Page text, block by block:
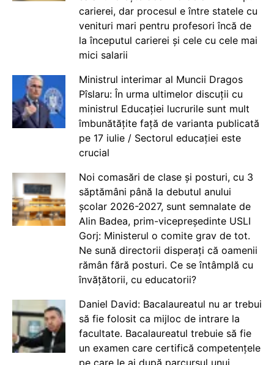
carierei, dar procesul e între statele cu
venituri mari pentru profesori încă de
la începutul carierei și cele cu cele mai
mici salarii
Ministrul interimar al Muncii Dragos
Pîslaru: În urma ultimelor discuții cu
ministrul Educației lucrurile sunt mult
îmbunătățite față de varianta publicată
pe 17 iulie / Sectorul educației este
crucial
Noi comasări de clase și posturi, cu 3
săptămâni până la debutul anului
școlar 2026-2027, sunt semnalate de
Alin Badea, prim-vicepreședinte USLI
Gorj: Ministerul o comite grav de tot.
Ne sună directorii disperați că oamenii
rămân fără posturi. Ce se întâmplă cu
învățătorii, cu educatorii?
Daniel David: Bacalaureatul nu ar trebui
să fie folosit ca mijloc de intrare la
facultate. Bacalaureatul trebuie să fie
un examen care certifică competențele